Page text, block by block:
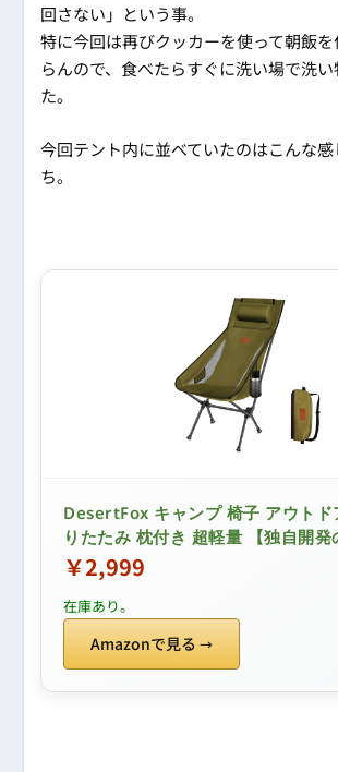
回さない」という事。
特に今回は再びクッカーを使って朝飯
らんので、食べたらすぐに洗い場で洗
た。
今回テント内に並べていたのはこんな
ち。
DesertFox キャンプ 椅子 アウトド
りたたみ 枕付き 超軽量 【独自開発
ルダー】 【耐荷重150kg】 キャン
ンパクト イス ハイバック 椅子 いす
属 お釣り 登山 携帯便利 0088 (グリ
ン,Large)
￥2,999
在庫あり。
Amazonで見る